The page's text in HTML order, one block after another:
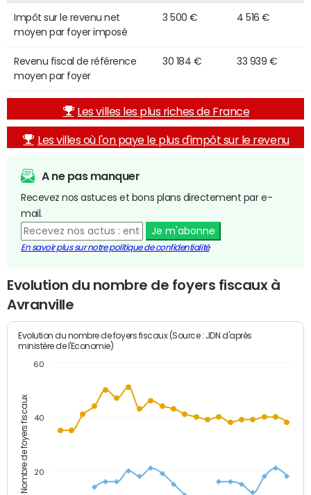
Impôt sur le revenu net
moyen par foyer imposé
3 500 € 4 516 €
Revenu fiscal de référence
moyen par foyer
30 184 € 33 939 €
Les villes les plus riches de France
Les villes où l'on paye le plus d'impôt sur le revenu
A ne pas manquer
Recevez nos astuces et bons plans directement par e-
mail.
Je m'abonne
En savoir plus sur notre politique de confidentialité
Evolution du nombre de foyers fiscaux à
Avranville
Nombre de foyers fiscaux
Evolution du nombre de foyers fiscaux (Source : JDN d'après
ministère de l'Economie)
20
40
60